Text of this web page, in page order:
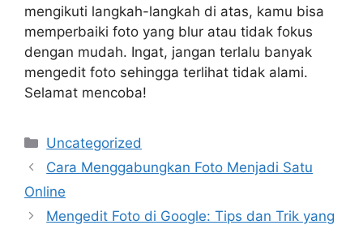
mengikuti langkah-langkah di atas, kamu bisa
memperbaiki foto yang blur atau tidak fokus
dengan mudah. Ingat, jangan terlalu banyak
mengedit foto sehingga terlihat tidak alami.
Selamat mencoba!
Categories
Uncategorized
Cara Menggabungkan Foto Menjadi Satu
Online
Mengedit Foto di Google: Tips dan Trik yang